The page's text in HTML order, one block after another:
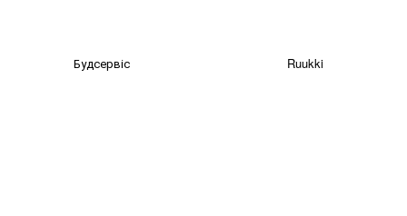
Будсервіс Ruukki